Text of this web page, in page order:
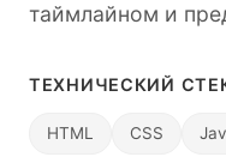
таймлайном и
ТЕХНИЧЕСКИЙ
HTML CSS